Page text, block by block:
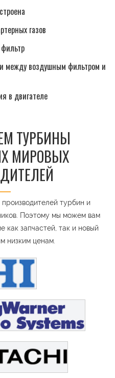
газов
между воздушным фильтром и
в двигателе
ТУРБИНЫ
МИРОВЫХ
турбин и
Поэтому мы можем вам
как запчастей, так и новый
низким ценам.